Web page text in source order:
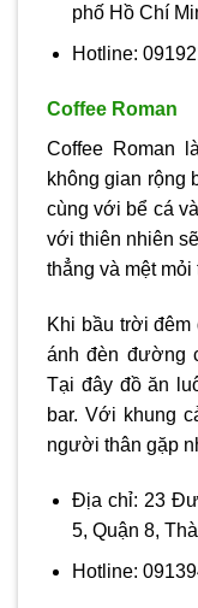
phố Hồ Chí
Hotline:
Coffee Roman
Coffee Roman
không gian rộng
cùng với bể cá
với thiên nhiên
thẳng và mệt
Khi bầu trời
ánh đèn đường
Tại đây đồ ăn
bar. Với khung
người thân gặp
Địa chỉ: 23
5, Quận 8,
Hotline: